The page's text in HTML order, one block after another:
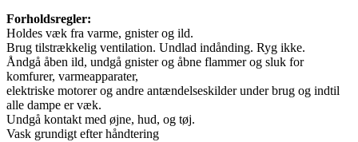
Forholdsregler:
Holdes væk fra varme, gnister og ild.
Brug tilstrækkelig ventilation. Undlad indånding. Ryg ikke.
Åndgå åben ild, undgå gnister og åbne flammer og sluk for
komfurer, varmeapparater,
elektriske motorer og andre antændelseskilder under brug og indtil
alle dampe er væk.
Undgå kontakt med øjne, hud, og tøj.
Vask grundigt efter håndtering